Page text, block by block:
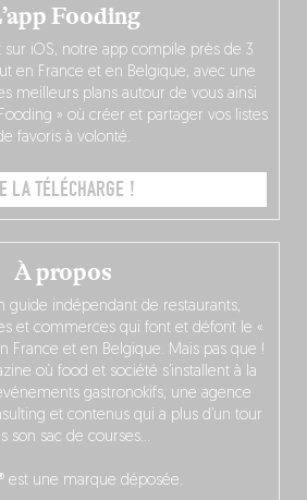
À propos
guide indépendant de restaurants,
et commerces qui font et défont le «
France et en Belgique. Mais pas que !
où food et société s’installent à la
gastronokifs, une agence
et contenus qui a plus d’un tour
son sac de courses…
est une marque déposée.
Fooding
sur iOS, notre app compile près de 3
en France et en Belgique, avec une
meilleurs plans autour de vous ainsi
» où créer et partager vos listes
favoris à volonté.
LA TÉLÉCHARGE !